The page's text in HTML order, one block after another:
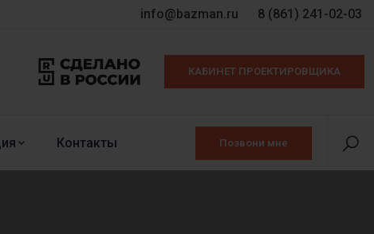
info@bazman.ru 8 (861) 241-02-03
КАБИНЕТ ПРОЕКТИРОВЩИКА
Контакты Позвони мне